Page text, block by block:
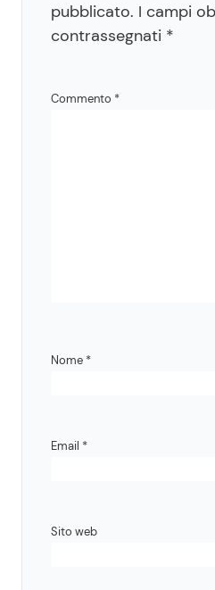
pubblicato. I campi
contrassegnati *
Commento *
Nome *
Email *
Sito web